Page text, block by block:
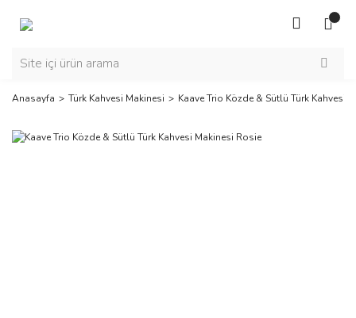
Anasayfa Türk Kahvesi Makinesi Kaave Trio Közde & Sütlü Türk Kahvesi